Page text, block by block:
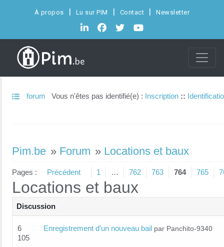
À propos Lu sur PIM Contact Newsletter
forum Vous n'êtes pas identifié(e) : Inscription ::
Pim.be » Forum » Locations et baux
Pages : Précédent 1 … 762 763 764 765
Locations et baux
Discussion
6
105
Enregistrement d'un nouveau bail par Panchito-9340